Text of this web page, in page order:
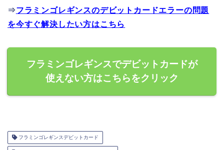
⇒フラミンゴレギンスのデビットカードエラーの問題
を今すぐ解決したい方はこちら
フラミンゴレギンスでデビットカードが
使えない方はこちらをクリック
フラミンゴレギンスデビットカード